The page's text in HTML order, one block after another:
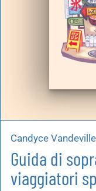
Candyce Vandeville
Guida di
viaggiatori